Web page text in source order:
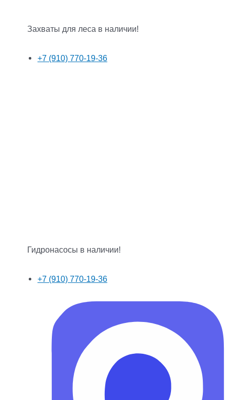
Захваты для леса в наличии!
+7 (910) 770-19-36
Гидронасосы в наличии!
+7 (910) 770-19-36